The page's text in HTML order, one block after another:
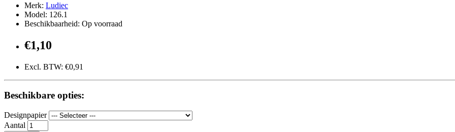
Merk: Ludiec
Model: 126.1
Beschikbaarheid: Op voorraad
€1,10
Excl. BTW: €0,91
Beschikbare opties:
Designpapier
Aantal